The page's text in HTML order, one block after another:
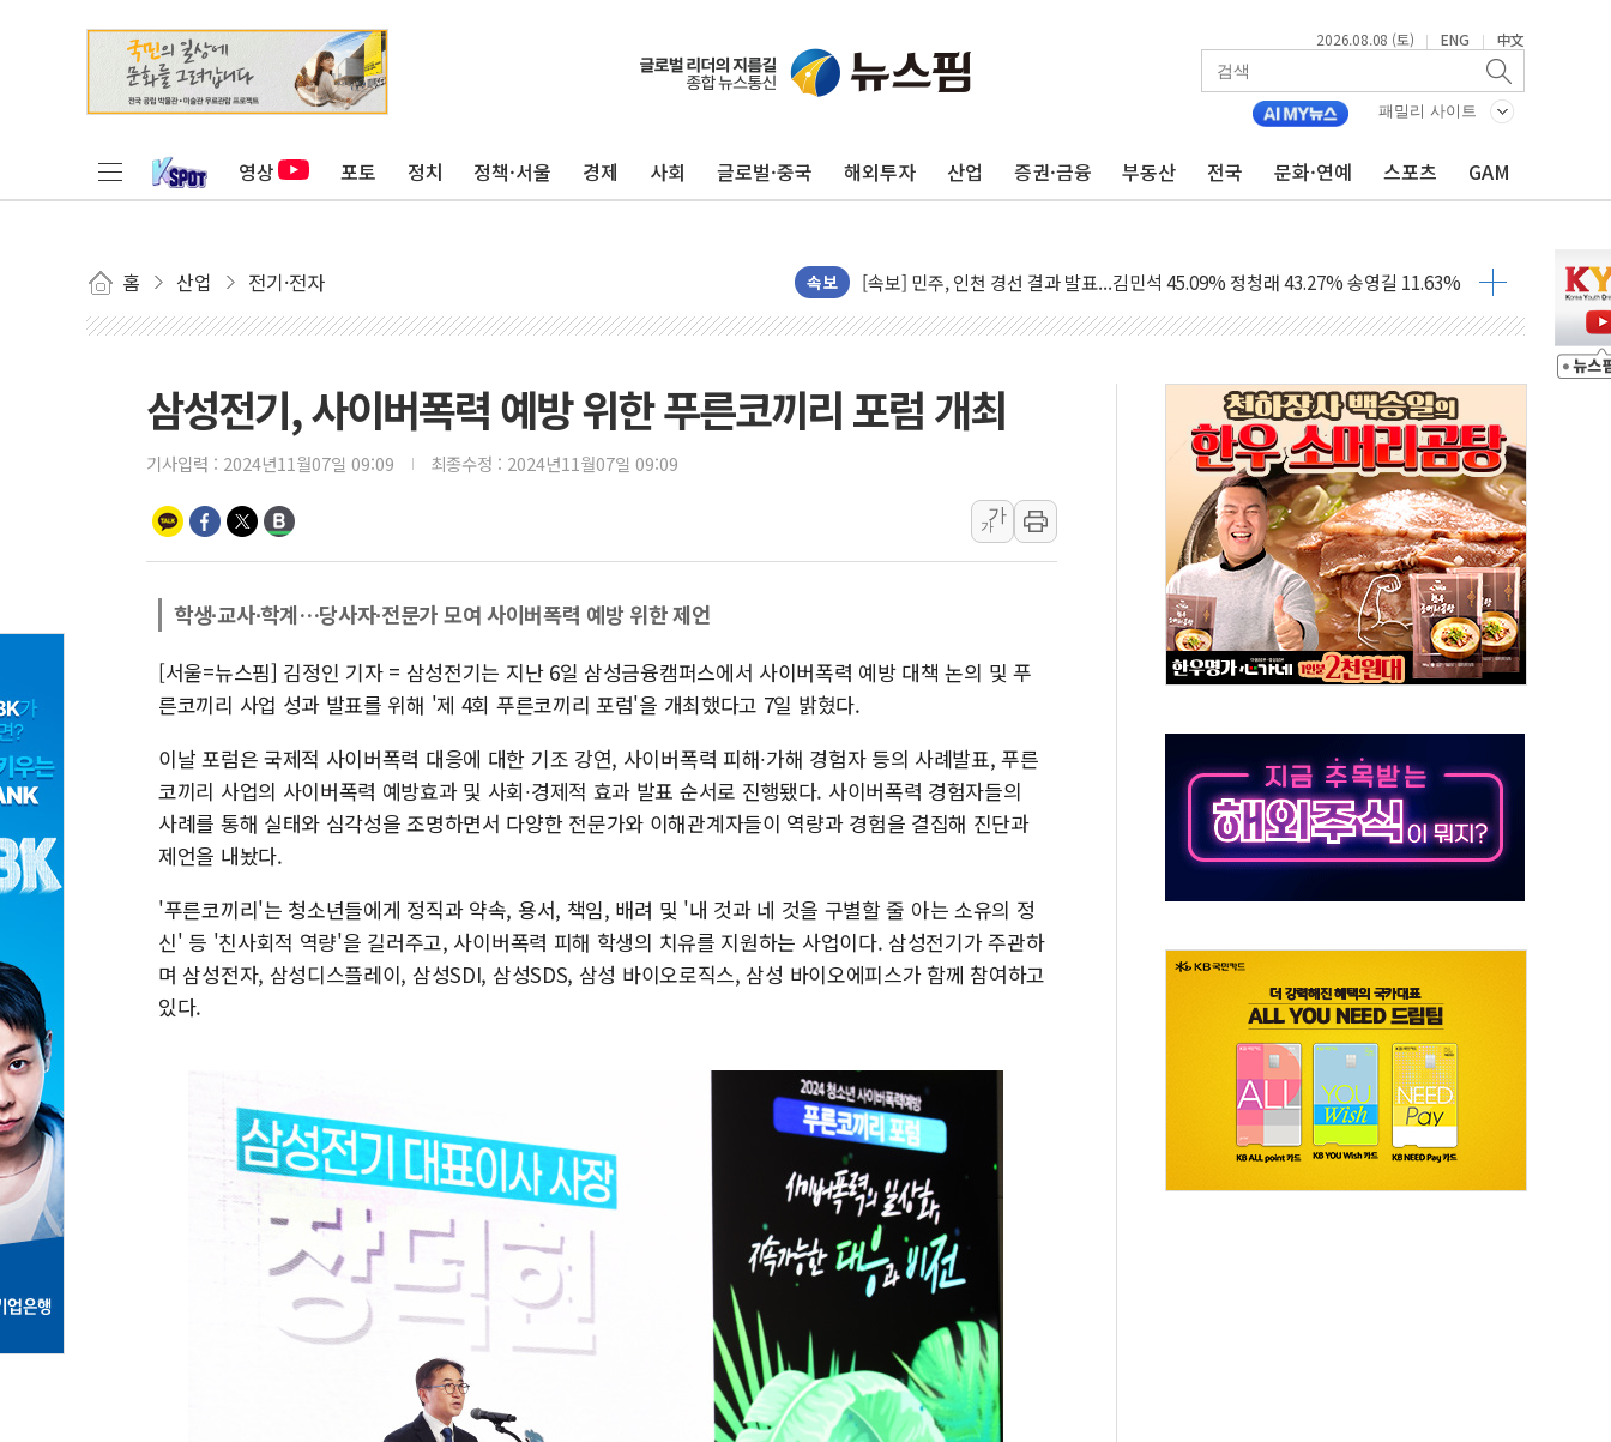
2026.08.08 (토) | ENG | 中文
패밀리 사이트
영상 포토 정치 정책·서울 경제 사회 글로벌·중국 해외투자 산업 증권·금융 부동산 전국 문화·연예 스포츠 GAM
홈 산업 전기·전자 속보
김민석, 2주차 제주·인천 경선서 정청래에 승리...47.75% vs 42.08%
[속보] 민주, 제주·인천 경선 결과 발표...김민석 47.75% 정청래 42.08%
[속보] 민주, 제주 경선 결과 발표...김민석 52.64% 정청래 39.89% 송영길 7.47%
이번주 국내 주요 금융일정(8.10~8.14)
강릉·동해·삼척 시간당 최대 50㎜ 폭우…강원 동해안 강한 비 이어져
폐기물 수거하다 참변…60대 환경미화원 수거차에 치여 사망
서울 중랑구 주택가서 흉기 난동…60대 남성 2명 숨져
李대통령 "결혼 때문에 손해 보는 일 없게"…'결혼 페널티' 22개 과제 손본다
여수 오동도 인근 해상서 모터보트 전복…1명 사망·1명 실종
추미애, '위안부' 피해자 기림의 날 참석..."국제적 시민 연대로 목소리 내야"
인천 선재도 갯벌서 해루질 중 실종 60대 나흘만에 숨진 채 발견
인천서 말다툼 중 어머니 흉기 살해 10대 아들 체포
'화합' 꺼낸 김민석에 '뻔뻔' 받아친 정청래…제주 연설서 신경전 고조
동해중부 전 해상 풍랑주의보…10일까지 최대 3.5m 높은 물결
연일 폭염에 온열질환 사망 23명…정부, 비상대응기구 가동
中 전방위 아파트 부양, 수도 베이징도 부동산 규제 철폐
인제 용대리 계곡서 수위 상승으로 피서객 7명 고립…전원 구조
삼성전기, 사이버폭력 예방 위한 푸른코끼리 포럼 개최
기사입력 : 2024년11월07일 09:09 최종수정 : 2024년11월07일 09:09
가
가
학생∙교사∙학계…당사자∙전문가 모여 사이버폭력 예방 위한 제언
[서울=뉴스핌] 김정인 기자 = 삼성전기는 지난 6일 삼성금융캠퍼스에서 사이버폭력 예방 대책 논의 및 푸
른코끼리 사업 성과 발표를 위해 '제 4회 푸른코끼리 포럼'을 개최했다고 7일 밝혔다.
이날 포럼은 국제적 사이버폭력 대응에 대한 기조 강연, 사이버폭력 피해∙가해 경험자 등의 사례발표, 푸른
코끼리 사업의 사이버폭력 예방효과 및 사회∙경제적 효과 발표 순서로 진행됐다. 사이버폭력 경험자들의
사례를 통해 실태와 심각성을 조명하면서 다양한 전문가와 이해관계자들이 역량과 경험을 결집해 진단과
제언을 내놨다.
'푸른코끼리'는 청소년들에게 정직과 약속, 용서, 책임, 배려 및 '내 것과 네 것을 구별할 줄 아는 소유의 정
신' 등 '친사회적 역량'을 길러주고, 사이버폭력 피해 학생의 치유를 지원하는 사업이다. 삼성전기가 주관하
며 삼성전자, 삼성디스플레이, 삼성SDI, 삼성SDS, 삼성 바이오로직스, 삼성 바이오에피스가 함께 참여하고
있다.